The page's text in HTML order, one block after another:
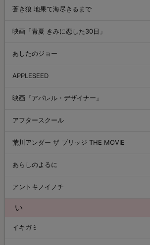
蒼き狼 地果て海尽きるまで
映画「青夏 きみに恋した30日」
あしたのジョー
APPLESEED
映画『アパレル・デザイナー』
アフタースクール
荒川アンダー ザ ブリッジ THE MOVIE
あらしのよるに
アントキノイノチ
い
イキガミ